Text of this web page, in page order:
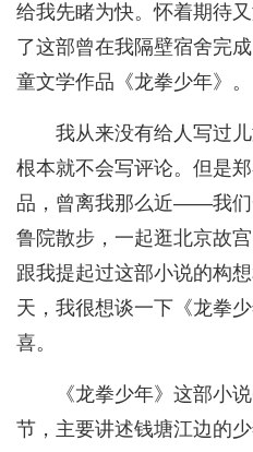
给我先睹为快。怀着期待
了这部曾在我隔壁宿舍完
童文学作品《龙拳少年》。
我从来没有给人写过
根本就不会写评论。但是
品，曾离我那么近——我们
鲁院散步，一起逛北京故
跟我提起过这部小说的构
天，我很想谈一下《龙拳
喜。
《龙拳少年》这部小
节，主要讲述钱塘江边的